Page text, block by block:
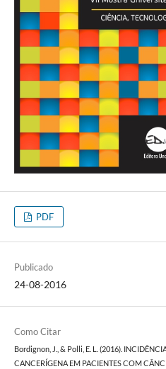
PDF
Publicado
24-08-2016
Como Citar
Bordignon, J., & Polli, E. L. (2016).
CANCERÍGENA EM PACIENTES COM